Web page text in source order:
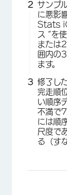
サンプ
に悪影
Stats
ス “を
または
囲内の
ます。
修了し
完走順
い順序
不満で
には順
尺度で
る（す